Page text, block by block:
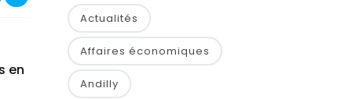
en
Actualités
Affaires économiques
Andilly